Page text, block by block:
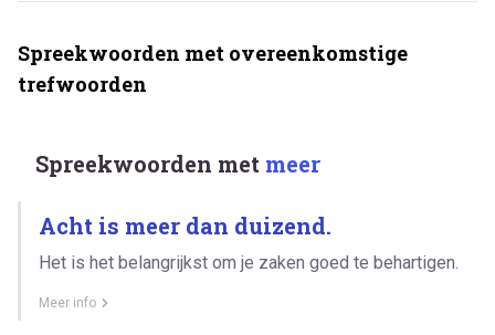
Spreekwoorden met overeenkomstige
trefwoorden
Spreekwoorden met meer
Acht is meer dan duizend.
Het is het belangrijkst om je zaken goed te behartigen.
Meer info